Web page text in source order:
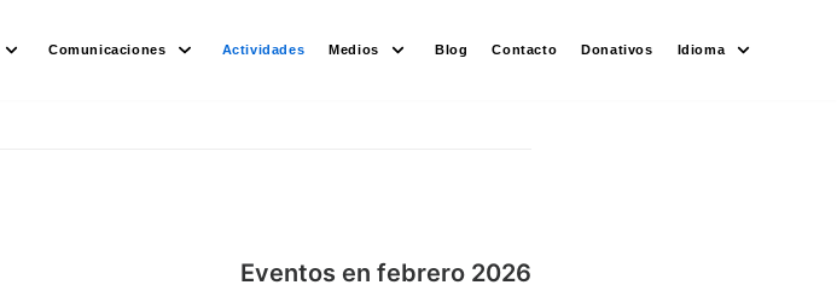
Comunicaciones Actividades Medios Blog Contacto Donativos Idioma
Eventos en febrero 2026